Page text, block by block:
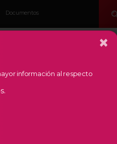
Documentos
Conocer Temás
×
información al respecto